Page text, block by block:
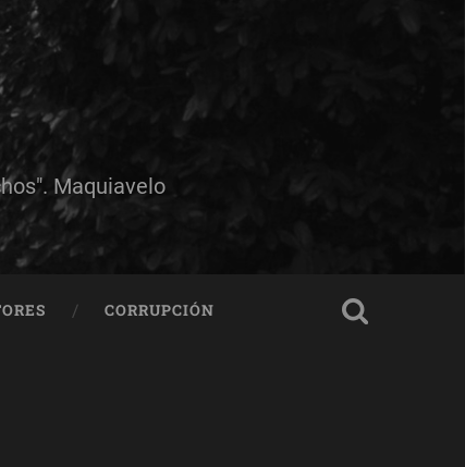
Maquiavelo
CORRUPCIÓN